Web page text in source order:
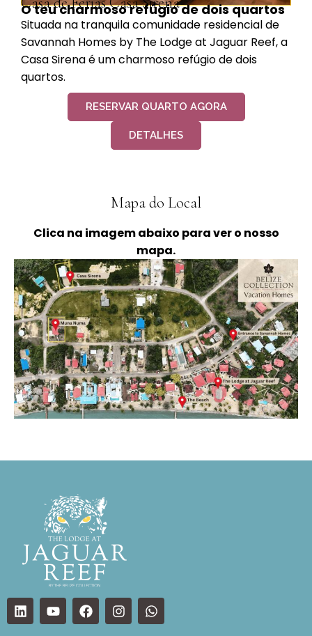
O teu charmoso refúgio de dois quartos
Situada na tranquila comunidade residencial de
Savannah Homes by The Lodge at Jaguar Reef, a
Casa Sirena é um charmoso refúgio de dois
quartos.
RESERVAR QUARTO AGORA
DETALHES
Mapa do Local
Clica na imagem abaixo para ver o nosso
mapa.